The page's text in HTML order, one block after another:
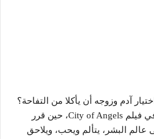
آدم وزوجه أن يأكلا من التفاحة؟
فقُضي عليهما أن يهبطا إلى الأرض، في مشهد يذكّر بسقوط الملائكة في فيلم City of Angels، حين قرر
عالم البشر، يتألم ويحب، ويلاحق